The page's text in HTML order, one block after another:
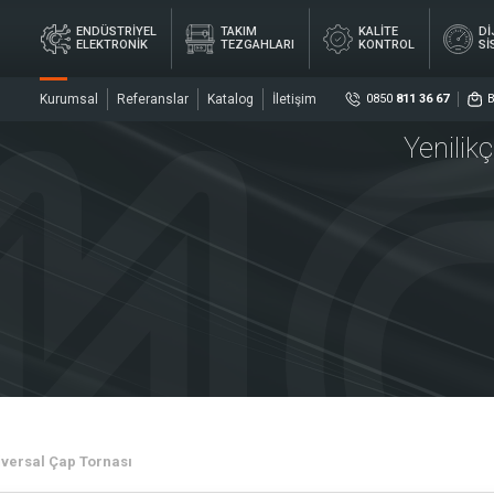
KALİTE
KONTROL
ENDÜSTRİYEL
ELEKTRONİK
TAKIM
TEZGAHLARI
KALİTE
KONTROL
Kurumsal Referanslar Katalog İletişim 0850 811 36 67
Çap Tornası